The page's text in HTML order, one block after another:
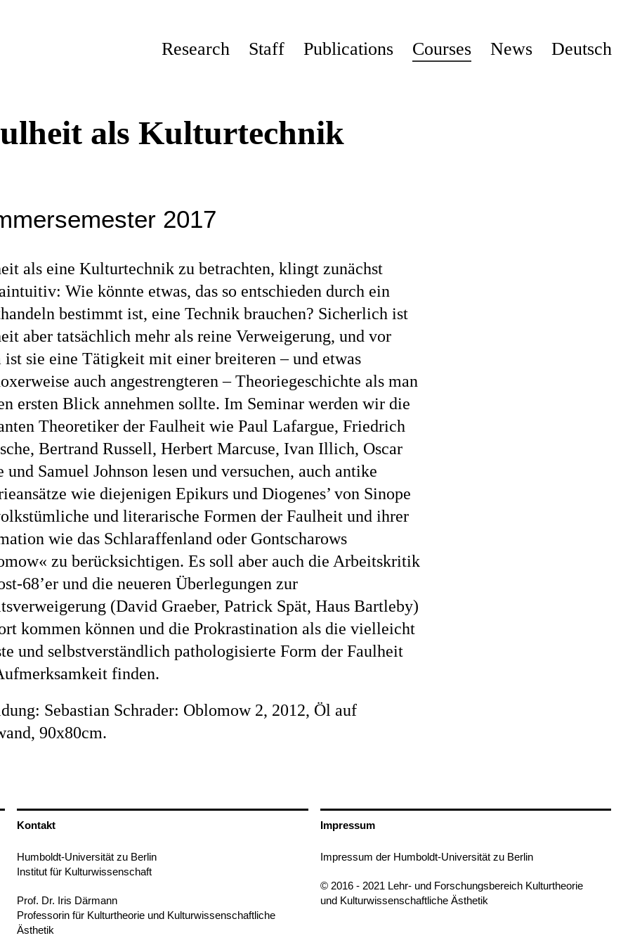
Research Staff Publications Courses News Deutsch
als Kulturtechnik
2017
als eine Kulturtechnik zu betrachten, klingt zunächst
Wie könnte etwas, das so entschieden durch ein
bestimmt ist, eine Technik brauchen? Sicherlich ist
aber tatsächlich mehr als reine Verweigerung, und vor
ist sie eine Tätigkeit mit einer breiteren – und etwas
auch angestrengteren – Theoriegeschichte als man
ersten Blick annehmen sollte. Im Seminar werden wir die
Theoretiker der Faulheit wie Paul Lafargue, Friedrich
Bertrand Russell, Herbert Marcuse, Ivan Illich, Oscar
und Samuel Johnson lesen und versuchen, auch antike
wie diejenigen Epikurs und Diogenes’ von Sinope
und literarische Formen der Faulheit und ihrer
wie das Schlaraffenland oder Gontscharows
zu berücksichtigen. Es soll aber auch die Arbeitskritik
68’er und die neueren Überlegungen zur
(David Graeber, Patrick Spät, Haus Bartleby)
kommen können und die Prokrastination als die vielleicht
und selbstverständlich pathologisierte Form der Faulheit
finden.
Sebastian Schrader: Oblomow 2, 2012, Öl auf
90x80cm.
Kontakt
Humboldt-Universität zu Berlin
Institut für Kulturwissenschaft
Prof. Dr. Iris Därmann
Professorin für Kulturtheorie und Kulturwissenschaftliche
Ästhetik
Impressum
Impressum der Humboldt-Universität zu Berlin
© 2016 - 2021 Lehr- und Forschungsbereich Kulturtheorie
und Kulturwissenschaftliche Ästhetik